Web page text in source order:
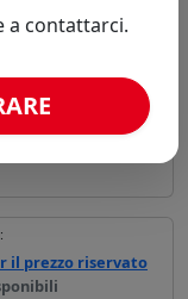
a resina latex
al Carrello
il prezzo riservato
a contattarci.